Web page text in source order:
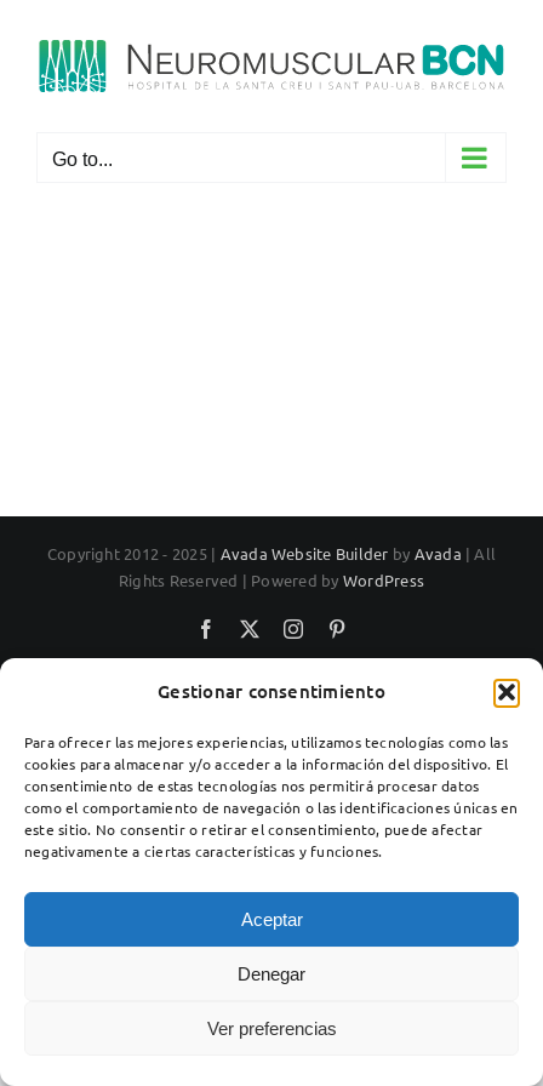
Gestionar consentimiento
Para ofrecer las mejores experiencias, utilizamos tecnologías como las
cookies para almacenar y/o acceder a la información del dispositivo. El
consentimiento de estas tecnologías nos permitirá procesar datos
como el comportamiento de navegación o las identificaciones únicas en
este sitio. No consentir o retirar el consentimiento, puede afectar
negativamente a ciertas características y funciones.
Aceptar
Denegar
Ver preferencias
content
Go to...
Copyright 2012 - 2025 | Avada Website Builder by Avada | All
Rights Reserved | Powered by WordPress
Facebook Instagram